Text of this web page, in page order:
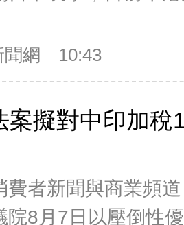
網 10:43
案擬對中印加稅
新聞與商業頻道
院8月7日以壓倒性